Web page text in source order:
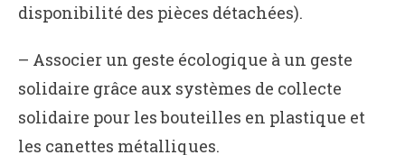
disponibilité des pièces détachées).
– Associer un geste écologique à un geste
solidaire grâce aux systèmes de collecte
solidaire pour les bouteilles en plastique et
les canettes métalliques.